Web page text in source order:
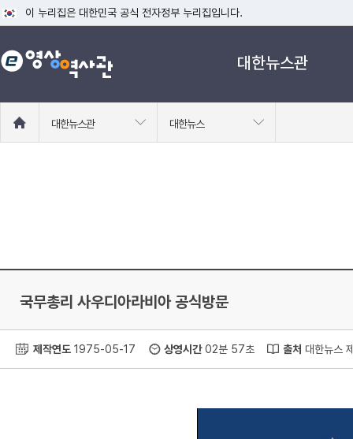
이 누리집은 대한민국 공식 전자정부 누리집입니다.
공식 누리집 주소 확인하기
go.kr 주소를 사용하는 누리집은 대한민국 정부기관이 관리하는 누리집입니
대한뉴스관
로
대한뉴스관 대한뉴스
국무총리 사우디아라비아 공식방문
제작연도 1975-05-17 상영시간02분 57초 출처 대한뉴스